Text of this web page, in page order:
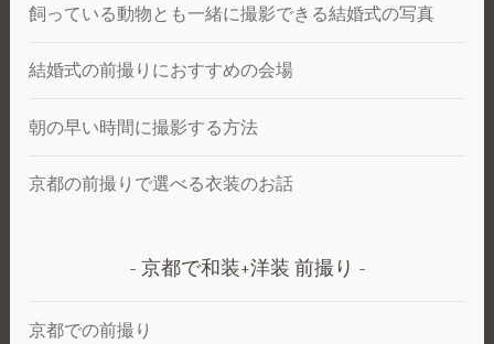
飼っている動物とも一緒に撮影できる結婚式の写真
結婚式の前撮りにおすすめの会場
朝の早い時間に撮影する方法
京都の前撮りで選べる衣装のお話
京都で和装+洋装 前撮り
京都での前撮り